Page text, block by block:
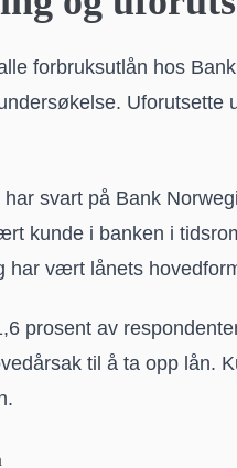
forbruksutlån hos
svart på Bank
kunde i banken i
har vært lånets
prosent av
til å ta opp lån.